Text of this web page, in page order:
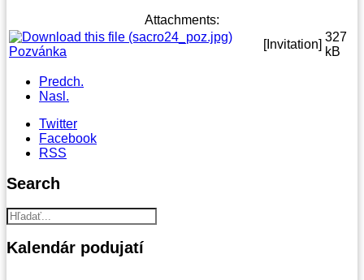
Attachments:
Pozvánka
[Invitation]
327
kB
Predch.
Nasl.
Twitter
Facebook
RSS
Search
Kalendár podujatí